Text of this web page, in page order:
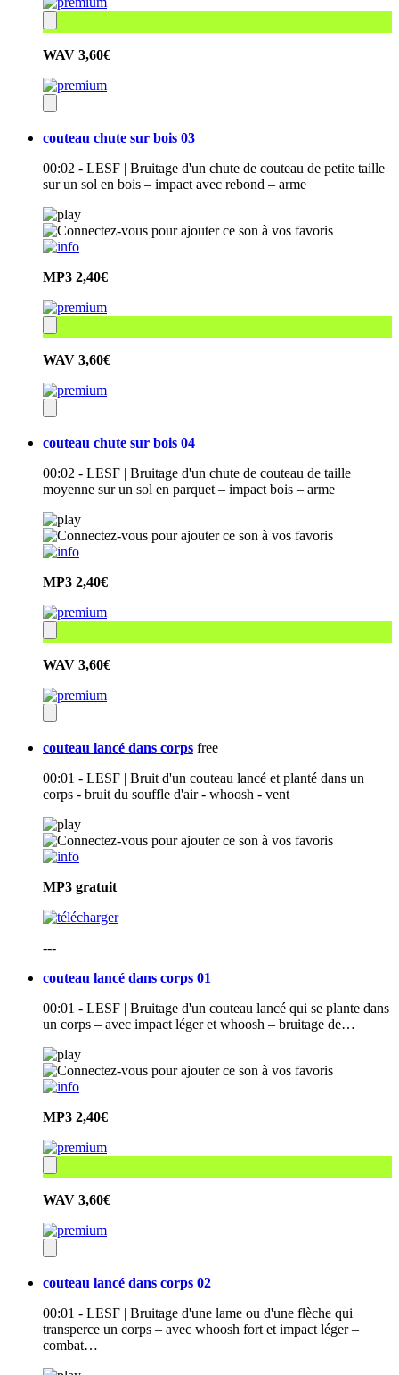
WAV 3,60€
couteau chute sur bois 03
00:02 - LESF | Bruitage d'un chute de couteau de petite taille
sur un sol en bois – impact avec rebond – arme
MP3 2,40€
WAV 3,60€
couteau chute sur bois 04
00:02 - LESF | Bruitage d'un chute de couteau de taille
moyenne sur un sol en parquet – impact bois – arme
MP3 2,40€
WAV 3,60€
couteau lancé dans corps free
00:01 - LESF | Bruit d'un couteau lancé et planté dans un
corps - bruit du souffle d'air - whoosh - vent
MP3 gratuit
---
couteau lancé dans corps 01
00:01 - LESF | Bruitage d'un couteau lancé qui se plante dans
un corps – avec impact léger et whoosh – bruitage de…
MP3 2,40€
WAV 3,60€
couteau lancé dans corps 02
00:01 - LESF | Bruitage d'une lame ou d'une flèche qui
transperce un corps – avec whoosh fort et impact léger –
combat…